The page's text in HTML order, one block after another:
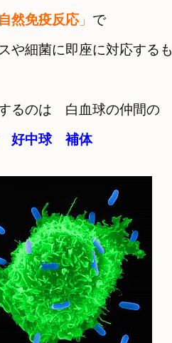
自然免疫反応」 で
や細菌に即座に対応する
好中球　補体